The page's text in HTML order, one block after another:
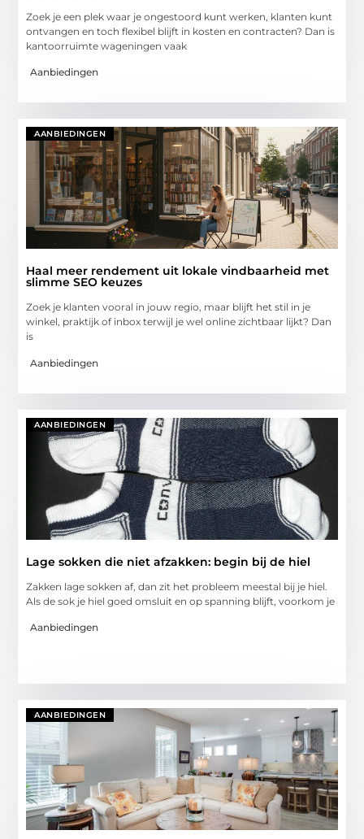
Zoek je een plek waar je ongestoord kunt werken, klanten kunt
ontvangen en toch flexibel blijft in kosten en contracten? Dan is
kantoorruimte wageningen vaak
Aanbiedingen
AANBIEDINGEN
Haal meer rendement uit lokale vindbaarheid met
slimme SEO keuzes
Zoek je klanten vooral in jouw regio, maar blijft het stil in je
winkel, praktijk of inbox terwijl je wel online zichtbaar lijkt? Dan
is
Aanbiedingen
AANBIEDINGEN
Lage sokken die niet afzakken: begin bij de hiel
Zakken lage sokken af, dan zit het probleem meestal bij je hiel.
Als de sok je hiel goed omsluit en op spanning blijft, voorkom je
Aanbiedingen
AANBIEDINGEN